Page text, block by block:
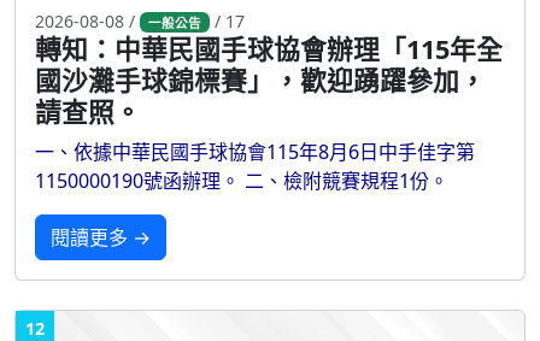
2026-08-08 / 一般公告 / 17
轉知：中華民國手球協會辦理「115年全
國沙灘手球錦標賽」，歡迎踴躍參加，
請查照。
一、依據中華民國手球協會115年8月6日中手佳字第
1150000190號函辦理。 二、檢附競賽規程1份。
閱讀更多 →
12